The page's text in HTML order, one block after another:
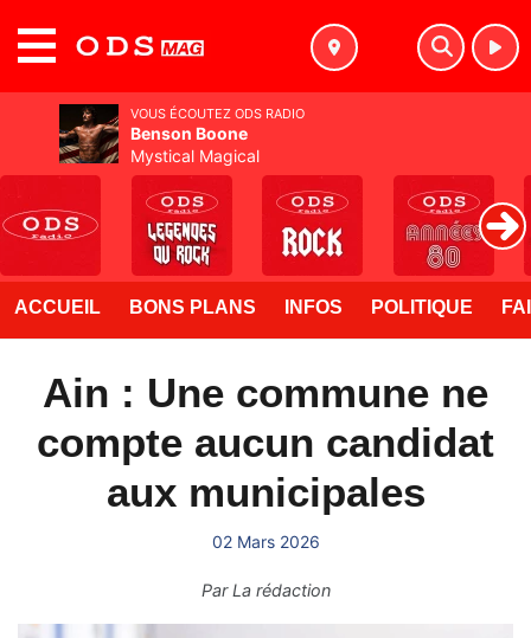
ACCUEIL BONS PLANS INFOS POLITIQUE
Ain : Une commune ne
compte aucun candidat
aux municipales
02 Mars 2026
ParLa rédaction
VOUS ÉCOUTEZ ODS RADIO
Benson Boone
Mystical Magical